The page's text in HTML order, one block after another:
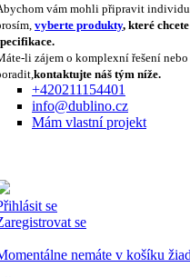
vám mohli připravit
vyberte produkty, které
li zájem o komplexní řešení nebo
kontaktujte náš tým níže.
+420211154401
info@dublino.cz
Mám vlastní projekt
se
se
nemáte v košíku